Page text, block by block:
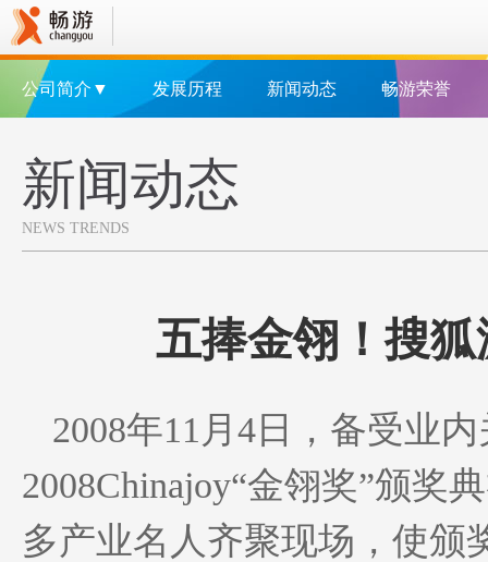
公司简介▼ 发展历程 新闻动态 畅游荣誉
新闻动态
NEWS TRENDS
五捧金翎！搜
2008年11月4日，备受业
2008Chinajoy“金翎奖”颁奖
多产业名人齐聚现场，使颁